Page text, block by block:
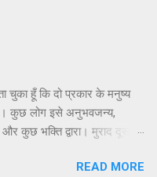
चुका हूँ कि दो प्रकार के मनुष्य
हैं। कुछ लोग इसे अनुभवजन्य,
कुछ भक्ति द्वारा। मुराद दूसरे
और भी स्पष्ट रूप से समझाते हैं।
READ MORE